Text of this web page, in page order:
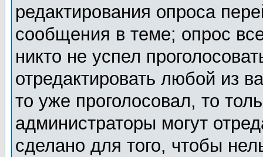
редактирования опроса
сообщения в теме; опрос
никто не успел
отредактировать любой из
то уже проголосовал, то
администраторы могут
сделано для того, чтобы